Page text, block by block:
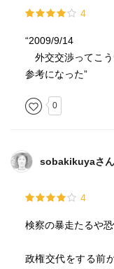
なぁと思いました。
4
“2009/9/14
外交交渉ってこう
参考になった”
0
sobakikuyaさん
4
検察の暴走たるや恐
政権交代をする前